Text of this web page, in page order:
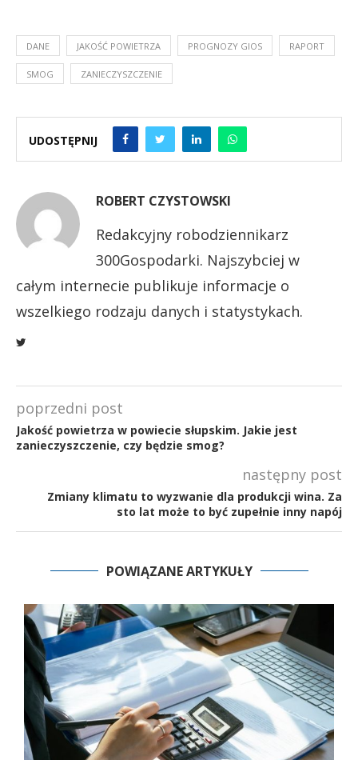
DANE JAKOŚĆ POWIETRZA PROGNOZY GIOS RAPORT
SMOG ZANIECZYSZCZENIE
UDOSTĘPNIJ
ROBERT CZYSTOWSKI
Redakcyjny robodziennikarz
300Gospodarki. Najszybciej w
całym internecie publikuje informacje o
wszelkiego rodzaju danych i statystykach.
poprzedni post
Jakość powietrza w powiecie słupskim. Jakie jest
zanieczyszczenie, czy będzie smog?
następny post
Zmiany klimatu to wyzwanie dla produkcji wina. Za
sto lat może to być zupełnie inny napój
POWIĄZANE ARTYKUŁY